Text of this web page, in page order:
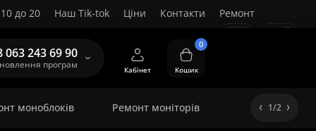
до 20 Наш Tik-tok Ціни Контакти Ремонт
063 243 69 90
програм Кабінет
0
Кошик
моноблоків Ремонт моніторів 1/2